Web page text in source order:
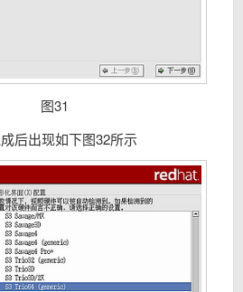
图31
后出现如下图32所示